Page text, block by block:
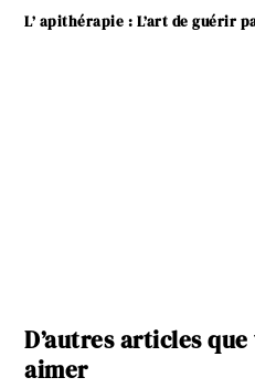
L’ apithérapie : L’art de guérir
D’autres articles
aimer